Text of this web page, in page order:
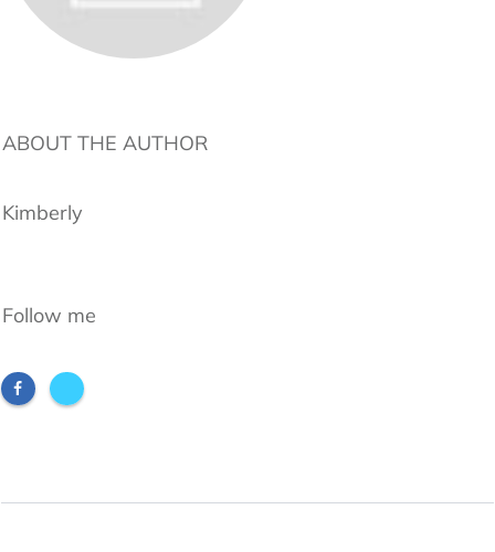
ABOUT THE AUTHOR
Kimberly
Follow me